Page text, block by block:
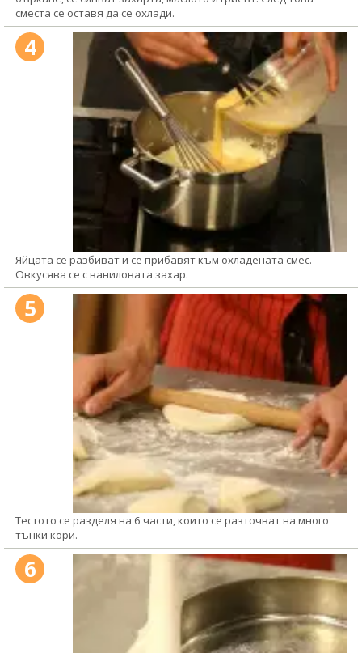
сместа се оставя да се охлади.
4
Яйцата се разбиват и се прибавят към охладената смес.
Овкусява се с ваниловата захар.
5
Тестото се разделя на 6 части, които се разточват на много
тънки кори.
6